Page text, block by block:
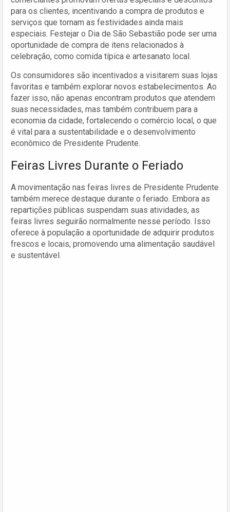
para os clientes, incentivando a compra de produtos e
serviços que tornam as festividades ainda mais
especiais. Festejar o Dia de São Sebastião pode ser uma
oportunidade de compra de itens relacionados à
celebração, como comida típica e artesanato local.
Os consumidores são incentivados a visitarem suas lojas
favoritas e também explorar novos estabelecimentos. Ao
fazer isso, não apenas encontram produtos que atendem
suas necessidades, mas também contribuem para a
economia da cidade, fortalecendo o comércio local, o que
é vital para a sustentabilidade e o desenvolvimento
econômico de Presidente Prudente.
Feiras Livres Durante o Feriado
A movimentação nas feiras livres de Presidente Prudente
também merece destaque durante o feriado. Embora as
repartições públicas suspendam suas atividades, as
feiras livres seguirão normalmente nesse período. Isso
oferece à população a oportunidade de adquirir produtos
frescos e locais, promovendo uma alimentação saudável
e sustentável.